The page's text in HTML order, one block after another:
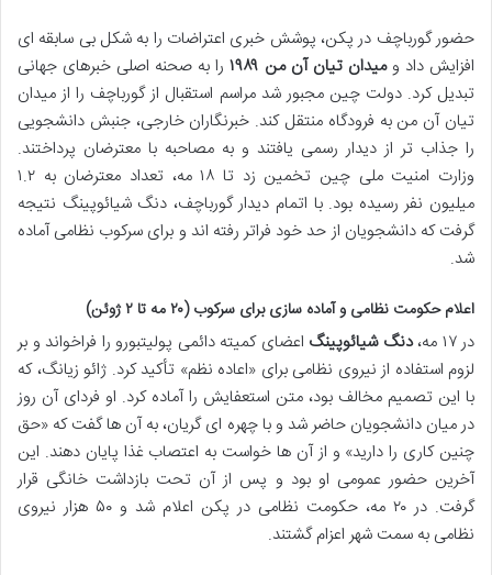
حضور گورباچف در پکن، پوشش خبری اعتراضات را به شکل بی سابقه ای
افزایش داد ومیدان تیان آن من ۱۹۸۹
را به صحنه اصلی خبرهای جهانی
تبدیل کرد. دولت چین مجبور شد مراسم استقبال از گورباچف را از میدان
تیان آن من به فرودگاه منتقل کند. خبرنگاران خارجی، جنبش دانشجویی
را جذاب تر از دیدار رسمی یافتند و به مصاحبه با معترضان پرداختند.
وزارت امنیت ملی چین تخمین زد تا ۱۸ مه، تعداد معترضان به ۱.۲
میلیون نفر رسیده بود. با اتمام دیدار گورباچف، دنگ شیائوپینگ نتیجه
گرفت که دانشجویان از حد خود فراتر رفته اند و برای سرکوب نظامی آماده
شد.
اعلام حکومت نظامی و آماده سازی برای سرکوب (۲۰ مه تا ۲ ژوئن)
در ۱۷ مه، دنگ شیائوپینگ اعضای کمیته دائمی پولیتبورو را فراخواند و بر
لزوم استفاده از نیروی نظامی برای «اعاده نظم» تأکید کرد. ژائو زیانگ، که
با این تصمیم مخالف بود، متن استعفایش را آماده کرد. او فردای آن روز
در میان دانشجویان حاضر شد و با چهره ای گریان، به آن ها گفت که «حق
چنین کاری را دارید» و از آن ها خواست به اعتصاب غذا پایان دهند. این
آخرین حضور عمومی او بود و پس از آن تحت بازداشت خانگی قرار
گرفت. در ۲۰ مه، حکومت نظامی در پکن اعلام شد و ۵۰ هزار نیروی
نظامی به سمت شهر اعزام گشتند.